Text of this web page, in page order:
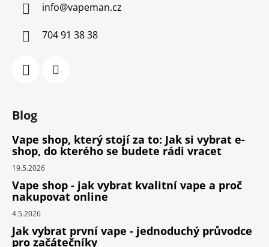
info@vapeman.cz
704 91 38 38
Blog
Vape shop, který stojí za to: Jak si vybrat e-
shop, do kterého se budete rádi vracet
19.5.2026
Vape shop - jak vybrat kvalitní vape a proč
nakupovat online
4.5.2026
Jak vybrat první vape - jednoduchý průvodce
pro začátečníky